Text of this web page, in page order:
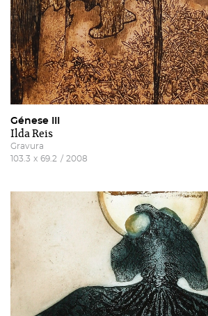
Génese III
Ilda Reis
Gravura
103.3 x 69.2 / 2008